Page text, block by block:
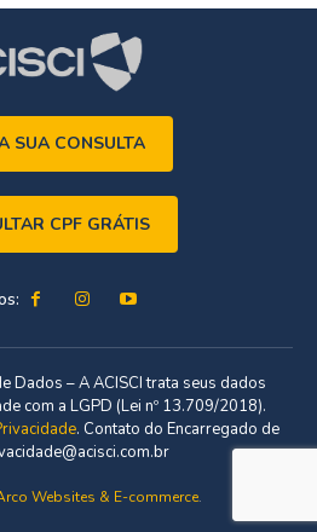
SUA CONSULTA
CPF GRÁTIS
Dados – A ACISCI trata seus dados
com a LGPD (Lei nº 13.709/2018).
. Contato do Encarregado de
Websites & E-commerce.